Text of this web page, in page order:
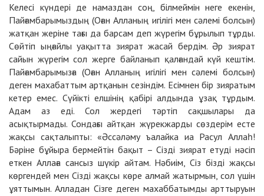
Келесі күндері де намаздан соң, білмеймін неге екенін,
Пайғамбарымыздың (Оған Алланың игілігі мен сәлемі болсын)
жатқан жеріне тағы да барсам деп жүрегім бұрылып тұрды.
Сөйтіп ыңғайлы уақытта зиярат жасай бердім. Әр зиярат
сайын жүрегім сол жерге байланып қалғандай күй кештім.
Пайғамбарымызға (Оған Алланың игілігі мен сәлемі болсын)
деген махабаттым артқанын сезіндім. Есімнен бір зияратым
кетер емес. Сүйікті елшінің қабірі алдында ұзақ тұрдым.
Адам аз еді. Сол жердегі тәртіп сақшылары да
асықтырмады. Сондағы айтқан жүрекжарды сөздерім есте
жақсы сақталыпты: «Әссәләму ъалайка иа Расул Аллаһ!
Бәріне бұйыра бермейтін бақыт – Сізді зиярат етуді нәсіп
еткен Аллаға сансыз шүкір айтам. Нәбиім, Сіз бізді жақсы
көргендей мен Сізді жақсы көре алмай жатырмын, сол үшін
ұяттымын. Алладан Сізге деген махаббатымды арттыруын